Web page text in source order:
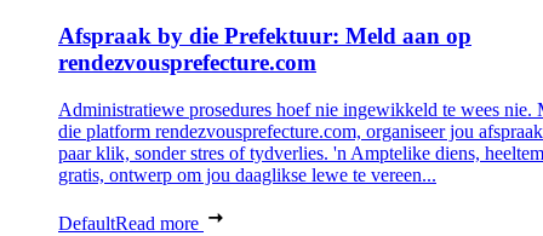
Afspraak by die Prefektuur: Meld aan op
rendezvousprefecture.com
Administratiewe prosedures hoef nie ingewikkeld te wees nie.
die platform rendezvousprefecture.com, organiseer jou
paar klik, sonder stres of tydverlies. 'n Amptelike diens,
gratis, ontwerp om jou daaglikse lewe te vereen...
DefaultRead more